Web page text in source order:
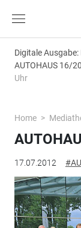
Digitale Ausgabe:
AUTOHAUS 16/
Uhr
Home
17.07.2012